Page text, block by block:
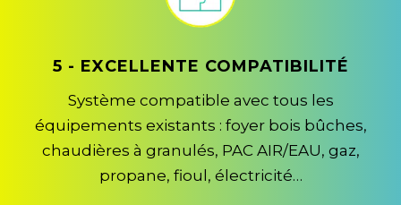
5 - EXCELLENTE COMPATIBILITÉ
Système compatible avec tous les
équipements existants : foyer bois bûches,
chaudières à granulés, PAC AIR/EAU, gaz,
propane, fioul, électricité…